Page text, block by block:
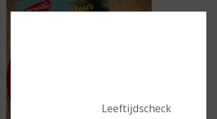
Leeftijdscheck